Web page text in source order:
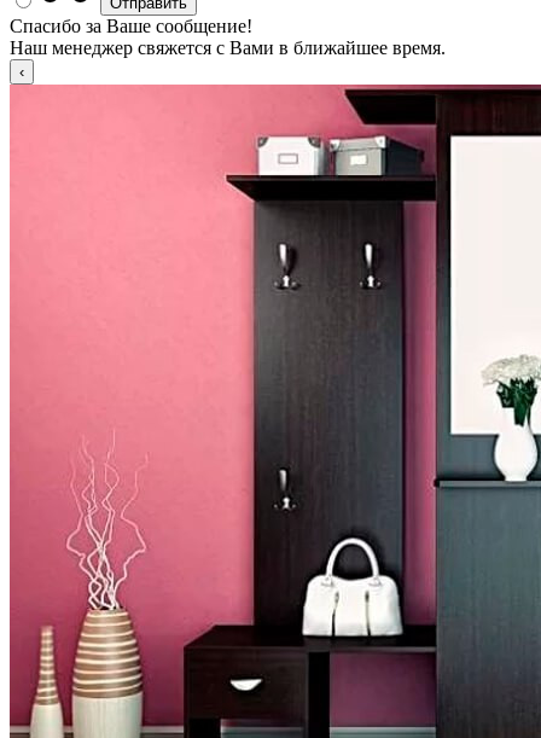
Спасибо за Ваше сообщение!
Наш менеджер свяжется с Вами в ближайшее время.